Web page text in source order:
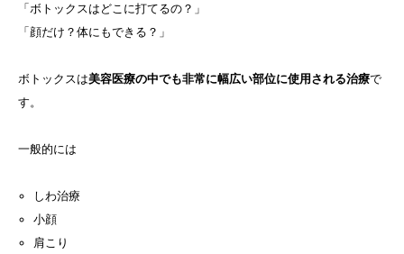
「ボトックスはどこに打てるの？」
「顔だけ？体にもできる？」
ボトックスは美容医療の中でも非常に幅広い部位に使用される治療で
す。
一般的には
しわ治療
小顔
肩こり